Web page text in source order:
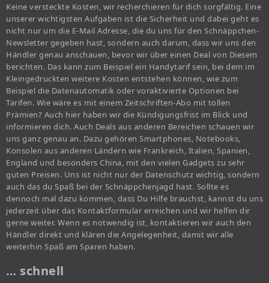
Keine versteckte Kosten, wir recherchieren für dich sorgfältig. Eine
unserer wichtigsten Aufgaben ist die Sicherheit und dabei geht es
nicht nur um die E-Mail Adresse, die du uns für den Schnäppchen-
Newsletter gegeben hast, sondern auch darum, dass wir uns den
Händler genau anschauen, bevor wir über einen Deal von Diesem
berichten. Das kann zum Beispiel ein Handytarif sein, bei dem im
Kleingedruckten weitere Kosten entstehen können, wie zum
Beispiel die Datenautomatik oder voraktivierte Optionen bei
Tarifen. Wie wäre es mit einem Zeitschriften-Abo mit tollen
Prämien? Auch hier haben wir die Kündigungsfrist im Blick und
informieren dich. Auch Deals aus anderen Bereichen schauen wir
uns ganz genau an. Dazu gehören Smartphones, Notebooks,
Konsolen aus anderen Ländern wie Frankreich, Italien, Spanien,
England und besonders China, mit den vielen Gadgets zu sehr
guten Preisen. Uns ist nicht nur der Datenschutz wichtig, sondern
auch das du Spaß bei der Schnäppchenjagd hast. Sollte es
dennoch mal dazu kommen, dass Du Hilfe brauchst, kannst du uns
jederzeit über das Kontaktformular erreichen und wir helfen dir
gerne weiter. Wenn es notwendig ist, kontaktieren wir auch den
Händler direkt und klären die Angelegenheit, damit wir alle
weiterhin Spaß am Sparen haben.
… schnell